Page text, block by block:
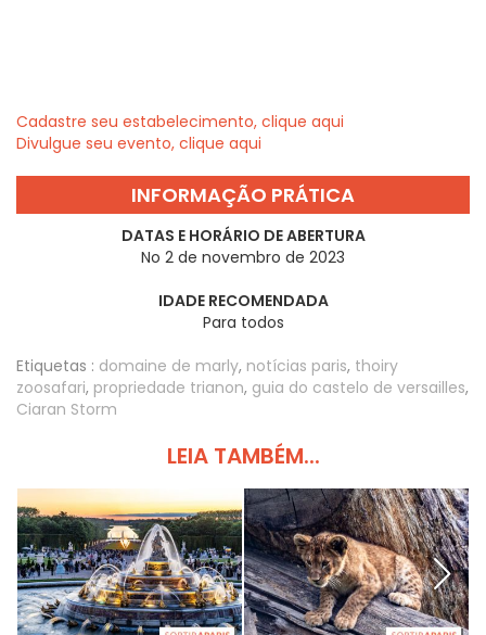
Cadastre seu estabelecimento, clique aqui
Divulgue seu evento, clique aqui
INFORMAÇÃO PRÁTICA
DATAS E HORÁRIO DE ABERTURA
No 2 de novembro de 2023
IDADE RECOMENDADA
Para todos
Etiquetas : domaine de marly, notícias paris, thoiry
zoosafari, propriedade trianon, guia do castelo de versailles,
Ciaran Storm
LEIA TAMBÉM...